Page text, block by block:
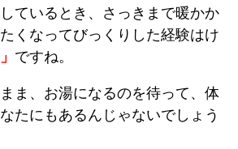
ているとき、さっきまで暖かか
くなってびっくりした経験はけ
ですね。
ま、お湯になるのを待って、体
たにもあるんじゃないでしょう